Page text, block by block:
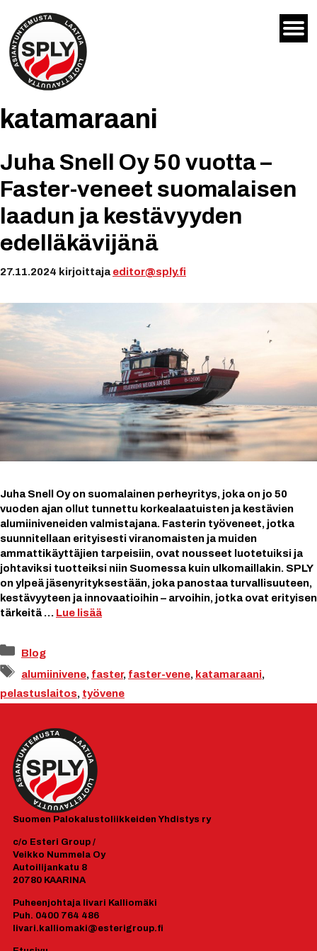
sisältöön
katamaraani
Juha Snell Oy 50 vuotta –
Faster-veneet suomalaisen
laadun ja kestävyyden
edelläkävijänä
27.11.2024 kirjoittaja editor@sply.fi
Juha Snell Oy on suomalainen perheyritys, joka on jo 50
vuoden ajan ollut tunnettu korkealaatuisten ja kestävien
alumiiniveneiden valmistajana. Fasterin työveneet, jotka
suunnitellaan erityisesti viranomaisten ja muiden
ammattikäyttäjien tarpeisiin, ovat nousseet luotetuiksi ja
johtaviksi tuotteiksi niin Suomessa kuin ulkomaillakin. SPLY
on ylpeä jäsenyrityksestään, joka panostaa turvallisuuteen,
kestävyyteen ja innovaatioihin – arvoihin, jotka ovat erityisen
tärkeitä … Lue lisää
Kategoriat
Blog
Avainsanat
alumiinivene, faster, faster-vene, katamaraani,
pelastuslaitos, työvene
Suomen Palokalustoliikkeiden Yhdistys ry
c/o Esteri Group /
Veikko Nummela Oy
Autoilijankatu 8
20780 KAARINA
Puheenjohtaja Iivari Kalliomäki
Puh. 0400 764 486
Iivari.kalliomaki@esterigroup.fi